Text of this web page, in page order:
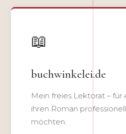
📖
buchwinkelei.de
Mein freies Lektorat – für
ihren Roman
möchten.